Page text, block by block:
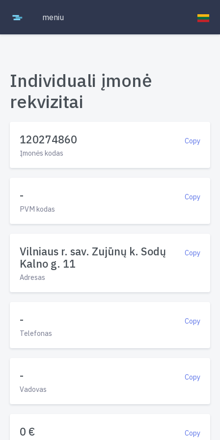
meniu
Individuali įmonė
rekvizitai
Copy
120274860
Įmonės kodas
Copy
-
PVM kodas
Copy
Vilniaus r. sav. Zujūnų k. Sodų
Kalno g. 11
Adresas
Copy
-
Telefonas
Copy
-
Vadovas
Copy
0 €